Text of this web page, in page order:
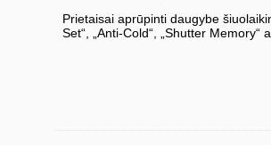
Prietaisai aprūpinti daugybe
Set“, „Anti-Cold“, „Shutter Memory“